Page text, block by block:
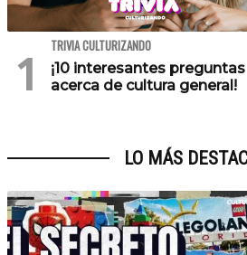
TRIVIA CULTURIZANDO
¡10 interesantes preguntas
acerca de cultura general!
LO MÁS